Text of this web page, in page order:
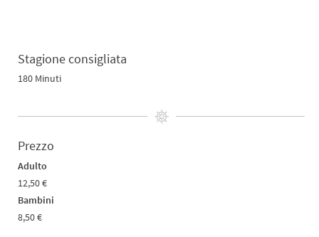
Stagione consigliata
180 Minuti
Prezzo
Adulto
12,50 €
Bambini
8,50 €